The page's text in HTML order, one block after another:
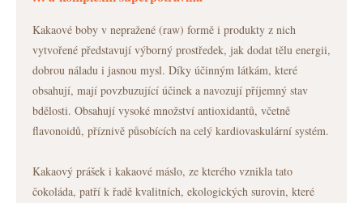
Kakaové boby v nepražené (raw) formě i produkty z nich
vytvořené představují výborný prostředek, jak dodat tělu energii,
dobrou náladu i jasnou mysl. Díky účinným látkám, které
obsahují, mají povzbuzující účinek a navozují příjemný stav
bdělosti. Obsahují vysoké množství antioxidantů, včetně
flavonoidů, příznivě působících na celý kardiovaskulární systém.
Kakaový prášek i kakaové máslo, ze kterého vznikla tato
čokoláda, patří k řadě kvalitních, ekologických surovin, které